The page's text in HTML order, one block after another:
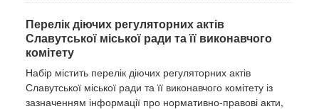
Перелік діючих регуляторних актів
Славутської міської ради та її виконавчого
комітету
Набір містить перелік діючих регуляторних актів
Славутської міської ради та її виконавчого комітету із
зазначенням інформації про нормативно-правові акти,